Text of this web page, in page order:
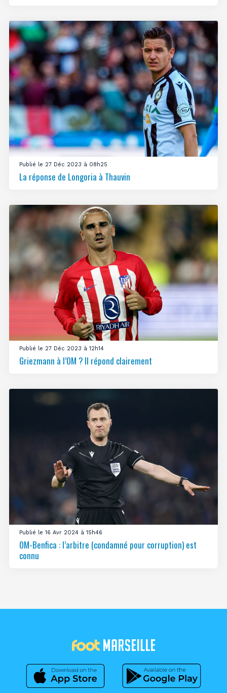
Publié le 27 Déc 2023 à 08h25
La réponse de Longoria à Thauvin
Publié le 27 Déc 2023 à 12h14
Griezmann à l’OM ? Il répond clairement
Publié le 16 Avr 2024 à 15h46
OM-Benfica : l’arbitre (condamné pour corruption) est
connu